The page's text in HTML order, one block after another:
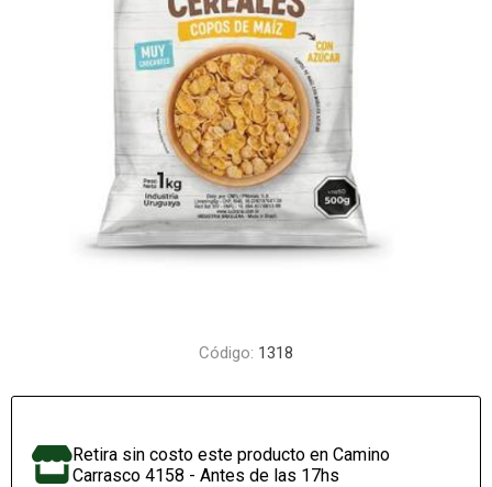
Código: 1318
Retira sin costo este producto en Camino
Carrasco 4158 - Antes de las 17hs